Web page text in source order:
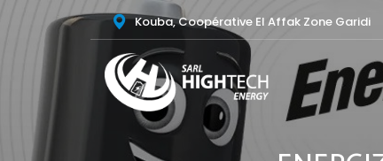
Kouba, Coopérative El Affak Zone Garidi